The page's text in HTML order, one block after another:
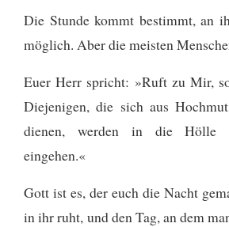
Die Stunde kommt bestimmt, an
möglich. Aber die meisten
Euer Herr spricht: »Ruft zu Mir,
Diejenigen, die sich aus
dienen, werden in die Hölle
eingehen.«
Gott ist es, der euch die Nacht
in ihr ruht, und den Tag, an dem